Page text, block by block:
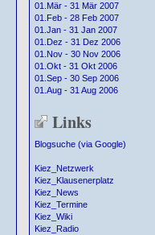
01.Mär - 31 Mär 2007
01.Feb - 28 Feb 2007
01.Jan - 31 Jan 2007
01.Dez - 31 Dez 2006
01.Nov - 30 Nov 2006
01.Okt - 31 Okt 2006
01.Sep - 30 Sep 2006
01.Aug - 31 Aug 2006
Links
Blogsuche (via Google)
Kiez_Netzwerk
Kiez_Klausenerplatz
Kiez_News
Kiez_Termine
Kiez_Wiki
Kiez_Radio